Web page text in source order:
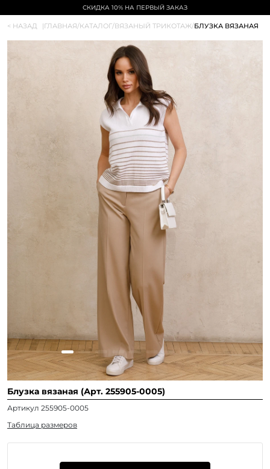
СКИДКА 10% НА ПЕРВЫЙ ЗАКАЗ
< НАЗАД |ГЛАВНАЯ/КАТАЛОГ/ВЯЗАНЫЙ ТРИКОТАЖ/БЛУЗКА ВЯЗАНАЯ
Блузка вязаная (Арт. 255905-0005)
Артикул 255905-0005
Таблица размеров